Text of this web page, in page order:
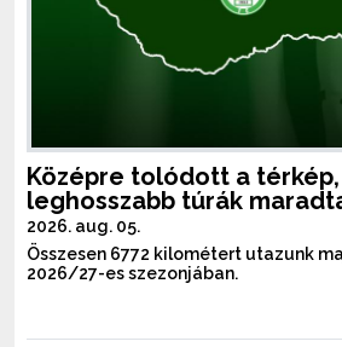
Középre tolódott a
leghosszabb túrák
2026. aug. 05.
Összesen 6772 kilométert utazunk
2026/27-es szezonjában.